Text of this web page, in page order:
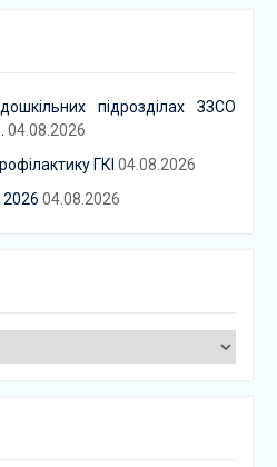
підрозділах ЗЗСО
04.08.2026
ГКІ 04.08.2026
2026 04.08.2026